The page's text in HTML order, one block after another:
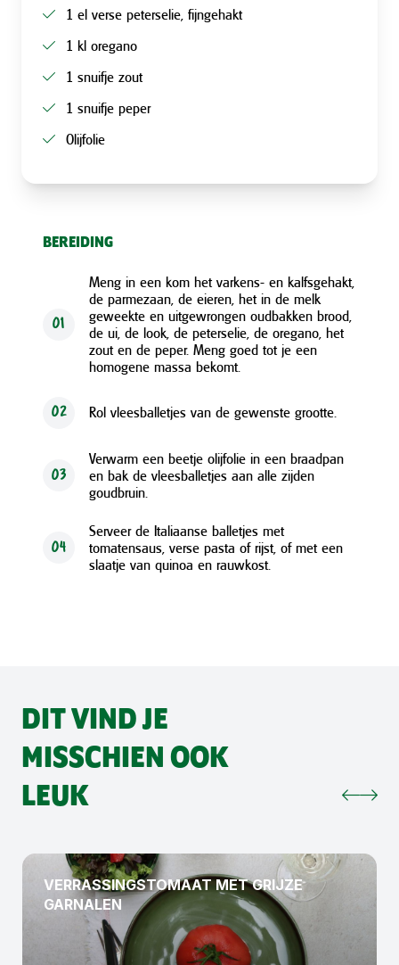
1 el verse peterselie, fijngehakt
1 kl oregano
1 snuifje zout
1 snuifje peper
Olijfolie
BEREIDING
01
Meng in een kom het varkens- en kalfsgehakt,
de parmezaan, de eieren, het in de melk
geweekte en uitgewrongen oudbakken brood,
de ui, de look, de peterselie, de oregano, het
zout en de peper. Meng goed tot je een
homogene massa bekomt.
02 Rol vleesballetjes van de gewenste grootte.
03
Verwarm een beetje olijfolie in een braadpan
en bak de vleesballetjes aan alle zijden
goudbruin.
04
Serveer de Italiaanse balletjes met
tomatensaus, verse pasta of rijst, of met een
slaatje van quinoa en rauwkost.
DIT VIND JE
MISSCHIEN OOK
LEUK
VERRASSINGSTOMAAT MET GRIJZE
GARNALEN